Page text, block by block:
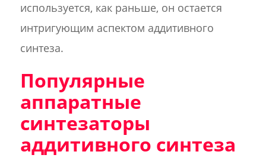
используется, как раньше, он остается
интригующим аспектом аддитивного
синтеза.
Популярные
аппаратные
синтезаторы
аддитивного синтеза